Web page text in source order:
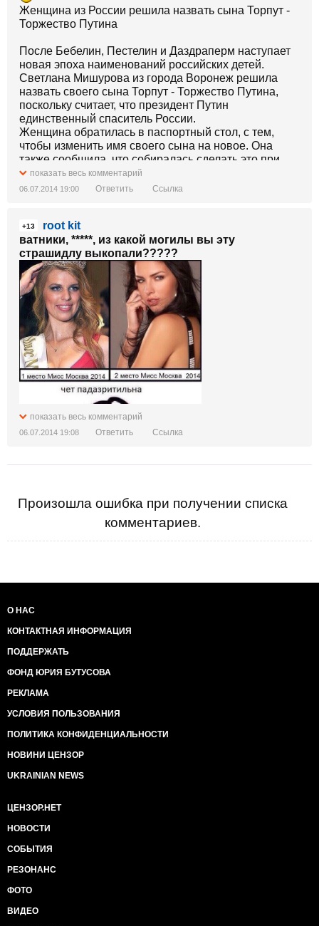
Женщина из России решила назвать сына Торпут -
Торжество Путина
После Бебелин, Пестелин и Даздраперм наступает
новая эпоха наименований российских детей.
Светлана Мишурова из города Воронеж решила
назвать своего сына Торпут - Торжество Путина,
поскольку считает, что президент Путин
единственный спаситель России.
Женщина обратилась в паспортный стол, с тем,
чтобы изменить имя своего сына на новое. Она
также сообщила, что собиралась сделать это при
рождении сына, но ее мама отговорила дочь, считая
Путина исчадием ада. Однако позже, утвердившись
согласна, чтобы у нее был внучек Торпут.
Это надо же быть такой идиоткой??? )))
показать весь комментарий
06.07.2014 19:00 Ответить Ссылка
+13
root kit
ватники, *****, из какой могилы вы эту
страшидлу выкопали?????
показать весь комментарий
06.07.2014 19:08 Ответить Ссылка
Произошла ошибка при получении списка
комментариев.
О НАС
КОНТАКТНАЯ ИНФОРМАЦИЯ
ПОДДЕРЖАТЬ
ФОНД ЮРИЯ БУТУСОВА
РЕКЛАМА
УСЛОВИЯ ПОЛЬЗОВАНИЯ
ПОЛИТИКА КОНФИДЕНЦИАЛЬНОСТИ
НОВИНИ ЦЕНЗОР
UKRAINIAN NEWS
ЦЕНЗОР.НЕТ
НОВОСТИ
СОБЫТИЯ
РЕЗОНАНС
ФОТО
ВИДЕО